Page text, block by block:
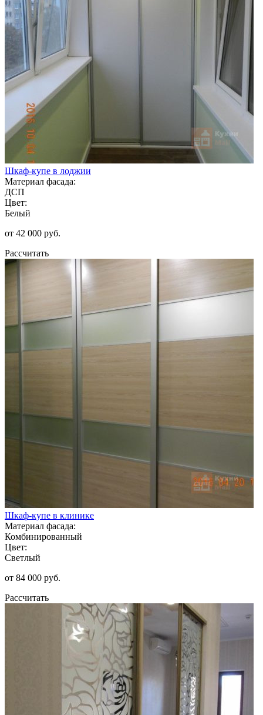
Шкаф-купе в лоджии
Материал фасада:
ДСП
Цвет:
Белый
от 42 000 руб.
Рассчитать
Шкаф-купе в клинике
Материал фасада:
Комбинированный
Цвет:
Светлый
от 84 000 руб.
Рассчитать